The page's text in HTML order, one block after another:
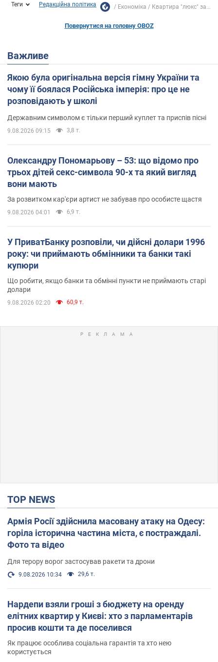
Теги Редакційна політика Економіка Квартира "люкс" за...
Повернутися на головну OBOZ
Важливе
Якою була оригінальна версія гімну України та
чому її боялася Російська імперія: про це не
розповідають у школі
Державним символом є тільки перший куплет та приспів пісні
9.08.2026 09:15 3,8 т.
Олександру Пономарьову – 53: що відомо про
трьох дітей секс-символа 90-х та який вигляд
вони мають
За розвитком кар'єри артист не забував про особисте щастя
9.08.2026 04:01 6,9 т.
У ПриватБанку розповіли, чи дійсні долари 1996
року: чи приймають обмінники та банки такі
купюри
Що робити, якщо банки та обмінні пункти не приймають старі
долари
9.08.2026 02:20 60,9 т.
TOP NEWS
Армія Росії здійснила масовану атаку на Одесу:
горіла історична частина міста, є постраждалі.
Фото та відео
Для терору ворог застосував ракети та дрони
9.08.2026 10:34 29,6 т.
Нардепи взяли гроші з бюджету на оренду
елітних квартир у Києві: хто з парламентарів
просив кошти та де поселився
Як працює особлива соціальна гарантія та хто нею
користується